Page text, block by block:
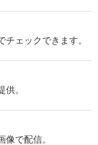
ェックできます。
。
で配信。